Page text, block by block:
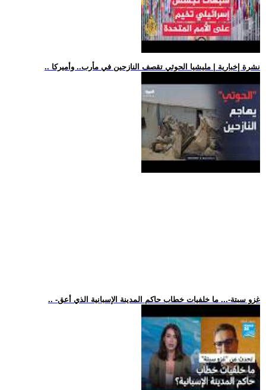
.. نشرة إخبارية | مليشيا الحوثي تقصف النازحين في مأرب.. وأميركا
.. -غزو سبتة-... ما خلفيات خطاب حاكم المدينة الإسبانية الذي أعق